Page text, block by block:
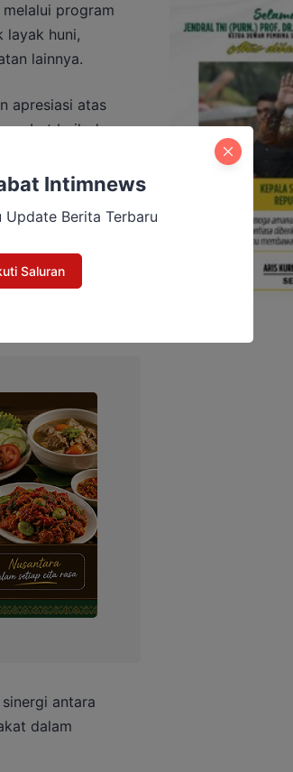
program
layak huni,
lainnya.
apresiasi atas
baik dan
khususnya
kata Bupati.
Pembahasan
antara
dalam
Intimnews
Update Berita Terbaru
Saluran